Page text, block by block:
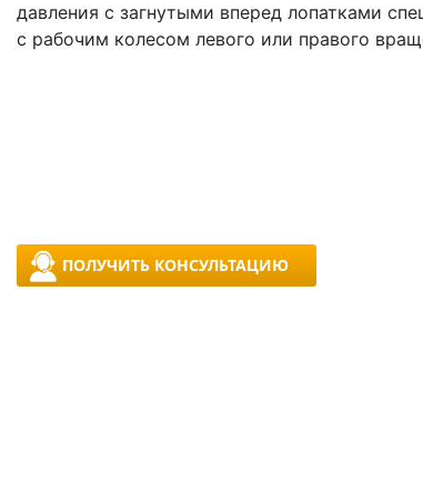
давления с загнутыми вперед лопатками
с рабочим колесом левого или правого
ПОЛУЧИТЬ КОНСУЛЬТАЦИЮ